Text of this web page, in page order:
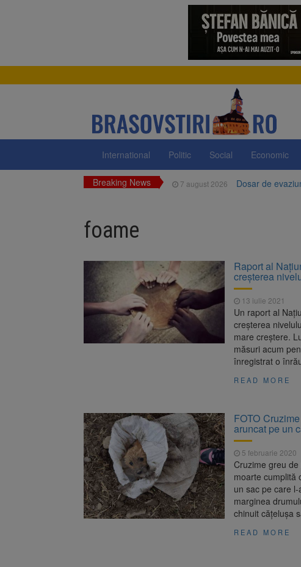
International Politic Social Economic
Breaking News 7 august 2026 Dosar de
Primăria
Platforma
luni
7 august 2026
Unul dintre cele
fost semnat (FOTO)
7 august 2026
Trafic blocat pe
medicale
foame
Raport al
creşterea
13 iulie 2021
Un raport al
creşterea
mare creştere.
măsuri acum
înregistrat o
READ MORE
FOTO
aruncat pe un
5 februarie 2020
Cruzime greu
moarte cumplită
un sac pe care
marginea
chinuit cățelușa
READ MORE